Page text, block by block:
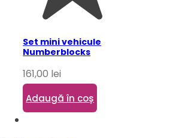
Set mini vehicule
Numberblocks
161,00 lei
Adaugă în coș